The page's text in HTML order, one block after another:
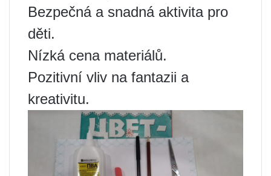
Bezpečná a snadná aktivita pro
děti.
Nízká cena materiálů.
Pozitivní vliv na fantazii a
kreativitu.